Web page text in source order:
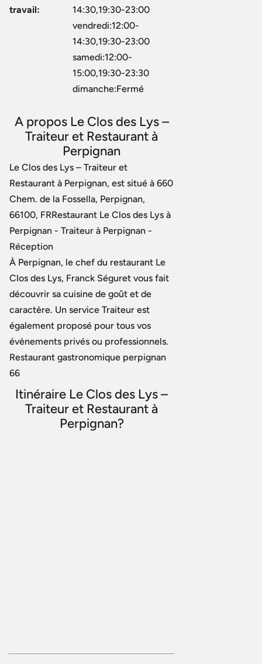
travail:
14:30,19:30-23:00
vendredi:12:00-
14:30,19:30-23:00
samedi:12:00-
15:00,19:30-23:30
dimanche:Fermé
A propos Le Clos des Lys –
Traiteur et Restaurant à
Perpignan
Le Clos des Lys – Traiteur et
Restaurant à Perpignan, est situé à 660
Chem. de la Fossella, Perpignan,
66100, FRRestaurant Le Clos des Lys à
Perpignan - Traiteur à Perpignan -
Réception
À Perpignan, le chef du restaurant Le
Clos des Lys, Franck Séguret vous fait
découvrir sa cuisine de goût et de
caractère. Un service Traiteur est
également proposé pour tous vos
évènements privés ou professionnels.
Restaurant gastronomique perpignan
66
Itinéraire Le Clos des Lys –
Traiteur et Restaurant à
Perpignan?